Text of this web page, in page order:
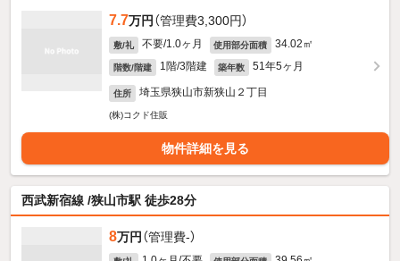
7.7万円 （管理費3,300円）
敷/礼 不要/1.0ヶ月 使用部分面積 34.02㎡
階数/階建 1階/3階建 築年数 51年5ヶ月
住所 埼玉県狭山市新狭山２丁目
(株)コクド住販
物件詳細を見る
西武新宿線 /狭山市駅 徒歩28分
8万円 （管理費-）